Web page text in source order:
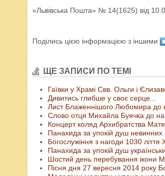
«Львівська Пошта» № 14(1625) від
Поділись цією інформацією з іншими
ЩЕ ЗАПИСИ ПО ТЕМІ
Гаївки у Храмі Свв. Ольги і
Дивитись глибше у своє серце...
Лист Блаженнішого Любомира до
Слово отця Михайла Буячка до
Концерт коляд Архибратства
Панахида за упокій душ невинних
Богослужіння з нагоди 1030
Панахида за упокій душ
Шостий день перебування ікони
Пісня дня 27 вересня 2014 року